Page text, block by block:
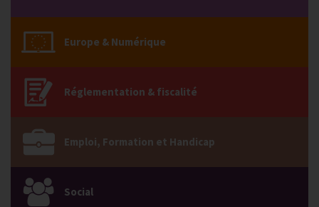
Europe & Numérique
Réglementation & fiscalité
Emploi, Formation et Handicap
Social